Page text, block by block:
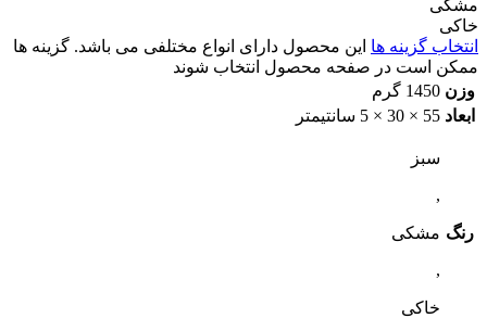
مشکی
خاکی
انتخاب گزینه ها این محصول دارای انواع مختلفی می باشد. گزینه ها
ممکن است در صفحه محصول انتخاب شوند
وزن 1450 گرم
ابعاد 55 × 30 × 5 سانتیمتر
رنگ
سبز
,
مشکی
,
خاکی